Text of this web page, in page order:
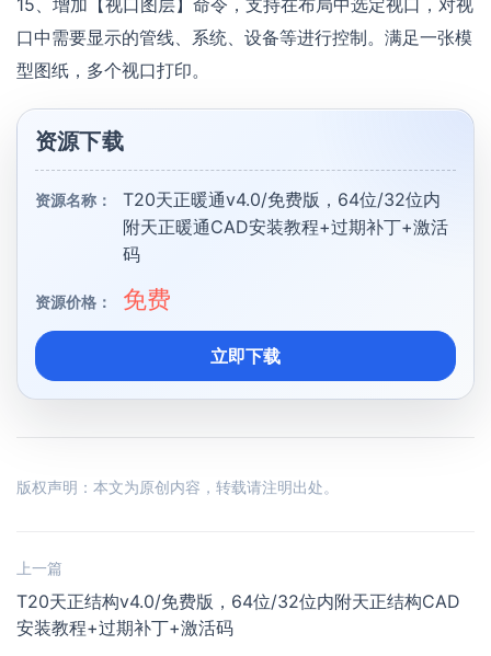
15、增加【视口图层】命令，支持在布局中选定视口，对视
口中需要显示的管线、系统、设备等进行控制。满足一张模
型图纸，多个视口打印。
资源下载
资源名称：
T20天正暖通v4.0/免费版，64位/32位内
附天正暖通CAD安装教程+过期补丁+激活
码
资源价格： 免费
立即下载
版权声明：本文为原创内容，转载请注明出处。
上一篇
T20天正结构v4.0/免费版，64位/32位内附天正结构CAD
安装教程+过期补丁+激活码